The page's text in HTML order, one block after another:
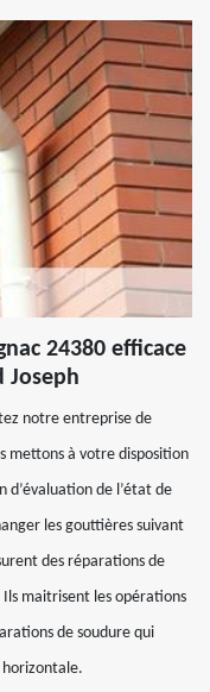
24380 efficace
Joseph
notre entreprise de
mettons à votre disposition
d’évaluation de l’état de
les gouttières suivant
des réparations de
maitrisent les opérations
de soudure qui